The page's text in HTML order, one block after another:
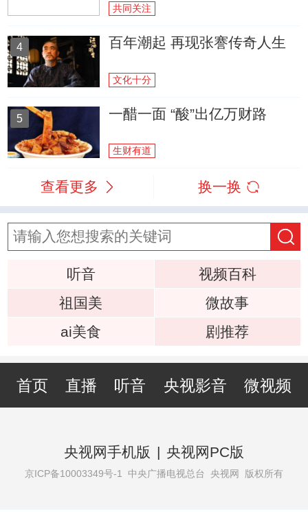
共同关注
4 百年潮起 再现张謇传奇人生
文化十分
5 一醋一面 “酸”出亿万财路
生财有道
查看更多 换一换
听音
视频百科
祖国美
微故事
ai美食
剧推荐
首页 直播 听音 央视影音 微视频
央视网手机版 | 央视网PC版
京ICP备10003349号-1 中央广播电视总台 央视网 版权所有